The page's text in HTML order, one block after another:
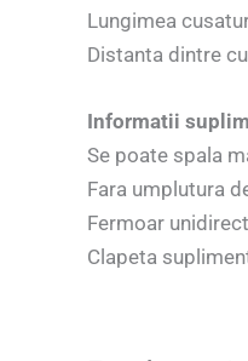
Lungimea
Distanta dintre
Informatii
Se poate spala
Fara umplutura
Fermoar
Clapeta